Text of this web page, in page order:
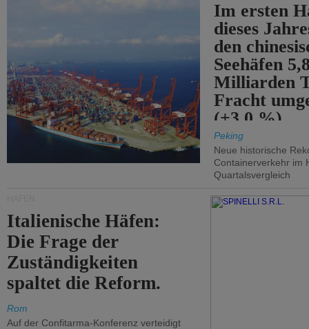
Im ersten
dieses
den
Seehäfen
Milliarden
Fracht
(+3,0 %).
Peking
Neue historische
Containerverkehr im
Quartalsvergleich
Italienische Häfen:
Die Frage der
Zuständigkeiten
spaltet die Reform.
Rom
Auf der Confitarma-Konferenz verteidigt